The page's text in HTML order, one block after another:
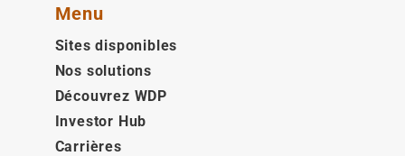
Menu
Sites disponibles
Nos solutions
Découvrez WDP
Investor Hub
Carrières